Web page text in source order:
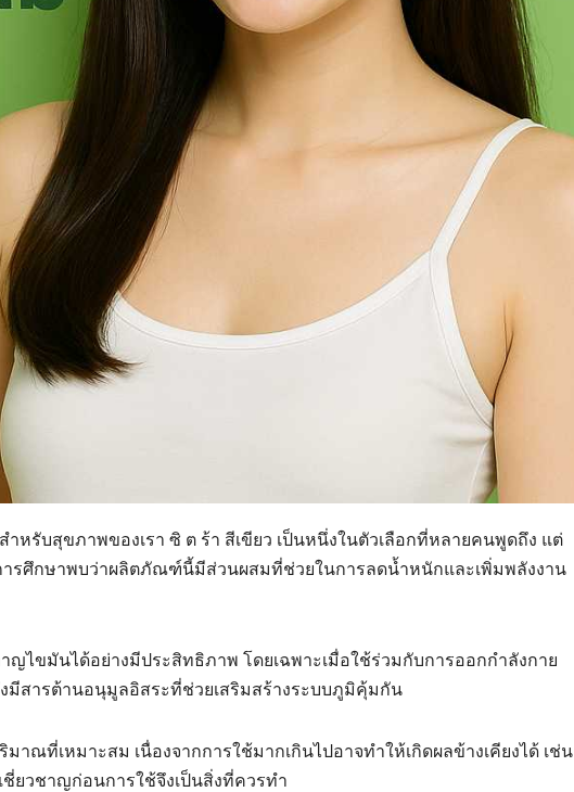
รับสุขภาพของเรา ซิ ต ร้า สีเขียว เป็นหนึ่งในตัวเลือกที่หลายคนพูดถึง แต่
รศึกษาพบว่าผลิตภัณฑ์นี้มีส่วนผสมที่ช่วยในการลดน้ำหนักและเพิ่มพลังงาน
ญไขมันได้อย่างมีประสิทธิภาพ โดยเฉพาะเมื่อใช้ร่วมกับการออกกำลังกาย
สารต้านอนุมูลอิสระที่ช่วยเสริมสร้างระบบภูมิคุ้มกัน
ณที่เหมาะสม เนื่องจากการใช้มากเกินไปอาจทำให้เกิดผลข้างเคียงได้ เช่น
ยวชาญก่อนการใช้จึงเป็นสิ่งที่ควรทำ